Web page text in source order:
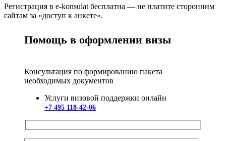
Регистрация в e-konsulat бесплатна — не платите сторонним
сайтам за «доступ к анкете».
Помощь в оформлении визы
Консультация по формированию пакета
необходимых документов
Услуги визовой поддержки онлайн
+7 495 118-42-06